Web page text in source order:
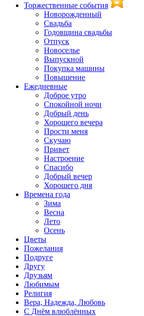
Торжественные события
Новорожденный
Свадьба
Годовщина свадьбы
Отпуск
Новоселье
Выпускной
Покупка машины
Повышение
Ежедневные
Доброе утро
Спокойной ночи
Добрый день
Хорошего вечера
Прости меня
Скучаю
Привет
Настроение
Спасибо
Добрый вечер
Хорошего дня
Времена года
Зима
Весна
Лето
Осень
Цветы
Пожелания
Подруге
Другу
Друзьям
Любимым
Религия
Вера, Надежда, Любовь
С Днём влюблённых